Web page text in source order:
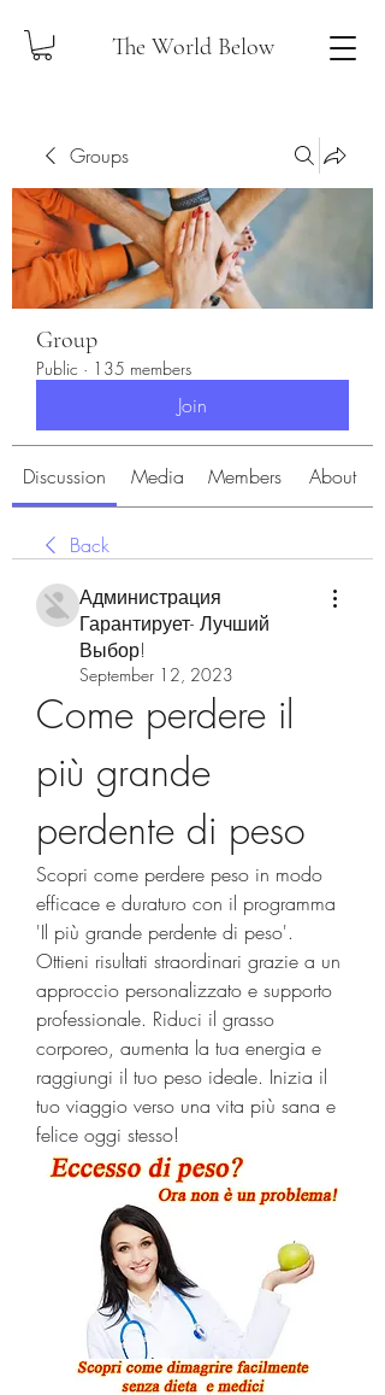
The World Below
Groups
Group
Public · 135 members
Join
Discussion Media Members About
Back
Администрация
Гарантирует- Лучший
Выбор!
September 12, 2023
Come perdere il
più grande
perdente di peso
Scopri come perdere peso in modo
efficace e duraturo con il programma
'Il più grande perdente di peso'.
Ottieni risultati straordinari grazie a un
approccio personalizzato e supporto
professionale. Riduci il grasso
corporeo, aumenta la tua energia e
raggiungi il tuo peso ideale. Inizia il
tuo viaggio verso una vita più sana e
felice oggi stesso!